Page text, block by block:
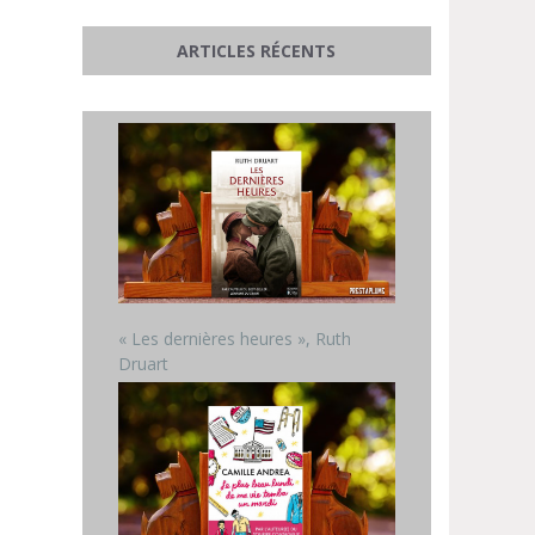
ARTICLES RÉCENTS
« Les dernières heures », Ruth
Druart